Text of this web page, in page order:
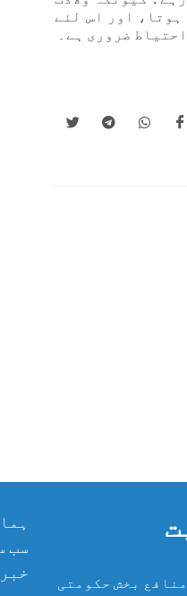
اور اس لئے
ضروری ہے۔
بخش حکومتی
سب